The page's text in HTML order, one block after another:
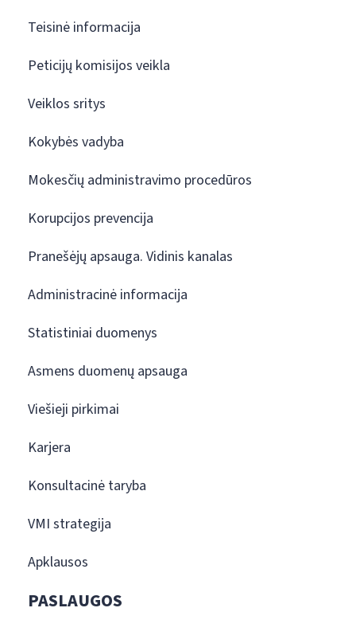
Teisinė informacija
Peticijų komisijos veikla
Veiklos sritys
Kokybės vadyba
Mokesčių administravimo procedūros
Korupcijos prevencija
Pranešėjų apsauga. Vidinis kanalas
Administracinė informacija
Statistiniai duomenys
Asmens duomenų apsauga
Viešieji pirkimai
Karjera
Konsultacinė taryba
VMI strategija
Apklausos
PASLAUGOS